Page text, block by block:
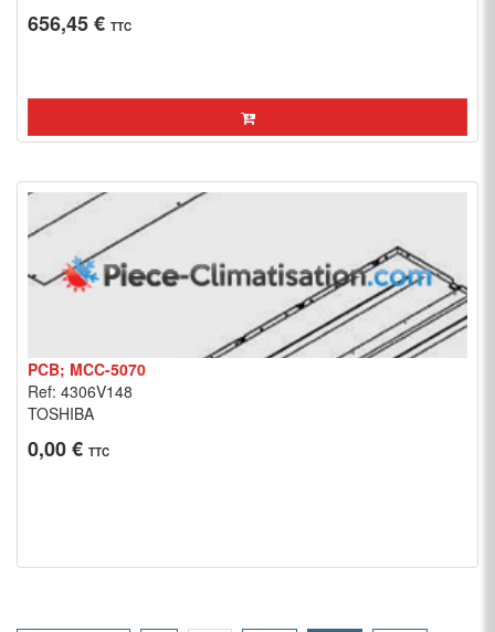
656,45 € TTC
PCB; MCC-5070
Ref: 4306V148
TOSHIBA
0,00 € TTC